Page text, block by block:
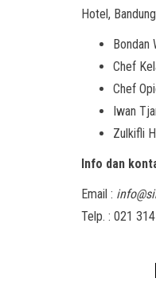
Hotel,
Bondan
Chef
Chef
Iwan
Zulkifli
Info dan
Email :
Telp. : 021